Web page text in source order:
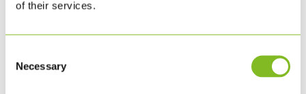
of their services.
Selection
Necessary
KLS PurePrint has had the first two steps of the
Science Based Targets Network process, Step 1:
nyheden på dansk her. As published on the SBTN